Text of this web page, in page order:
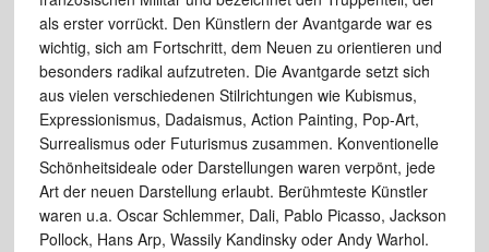
als erster vorrückt. Den Künstlern der Avantgarde war es
wichtig, sich am Fortschritt, dem Neuen zu orientieren und
besonders radikal aufzutreten. Die Avantgarde setzt sich
aus vielen verschiedenen Stilrichtungen wie Kubismus,
Expressionismus, Dadaismus, Action Painting, Pop-Art,
Surrealismus oder Futurismus zusammen. Konventionelle
Schönheitsideale oder Darstellungen waren verpönt, jede
Art der neuen Darstellung erlaubt. Berühmteste Künstler
waren u.a. Oscar Schlemmer, Dali, Pablo Picasso, Jackson
Pollock, Hans Arp, Wassily Kandinsky oder Andy Warhol.